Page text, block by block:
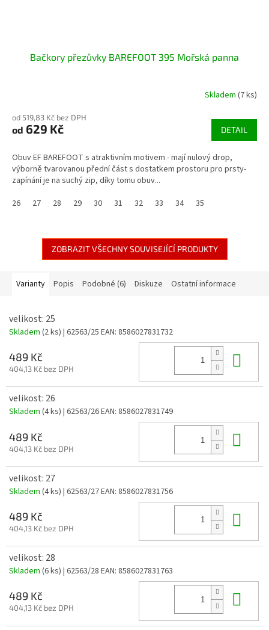
Bačkory přezůvky BAREFOOT 395 Mořská panna
Skladem (7 ks)
od 519,83 Kč bez DPH
od 629 Kč DETAIL
Obuv EF BAREFOOT s atraktivním motivem - mají nulový drop,
výborně tvarovanou přední část s dostatkem prostoru pro prsty-
zapínání je na suchý zip, díky tomu obuv...
26
27 28 29 30 31 32 33 34 35
ZOBRAZIT VŠECHNY SOUVISEJÍCÍ PRODUKTY
Varianty Popis Podobné (6) Diskuze Ostatní informace
velikost: 25
Skladem (2 ks) | 62563/25 EAN: 8586027831732
489 Kč
404,13 Kč bez DPH
velikost: 26
Skladem (4 ks) | 62563/26EAN: 8586027831749
489 Kč
404,13 Kč bez DPH
velikost: 27
Skladem (4 ks) | 62563/27EAN: 8586027831756
489 Kč
404,13 Kč bez DPH
velikost: 28
Skladem (6 ks) | 62563/28 EAN: 8586027831763
489 Kč
404,13 Kč bez DPH